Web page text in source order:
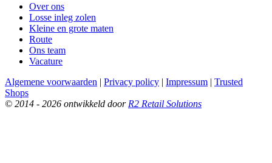
Over ons
Losse inleg zolen
Kleine en grote maten
Route
Ons team
Vacature
Algemene voorwaarden | Privacy policy | Impressum | Trusted
Shops
© 2014 - 2026 ontwikkeld door R2 Retail Solutions